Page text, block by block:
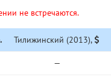
не встречаются.
Тилижинский (2013),
—